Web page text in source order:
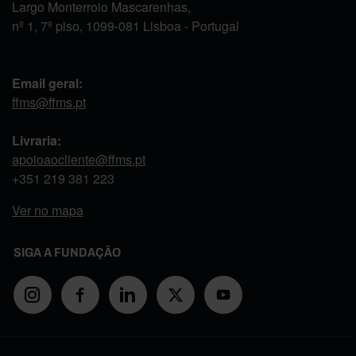
Largo Monterroio Mascarenhas,
nº 1, 7º piso, 1099-081 Lisboa - Portugal
Email geral:
ffms@ffms.pt
Livraria:
apoioaocliente@ffms.pt
+351 219 381 223
Ver no mapa
SIGA A FUNDAÇÃO